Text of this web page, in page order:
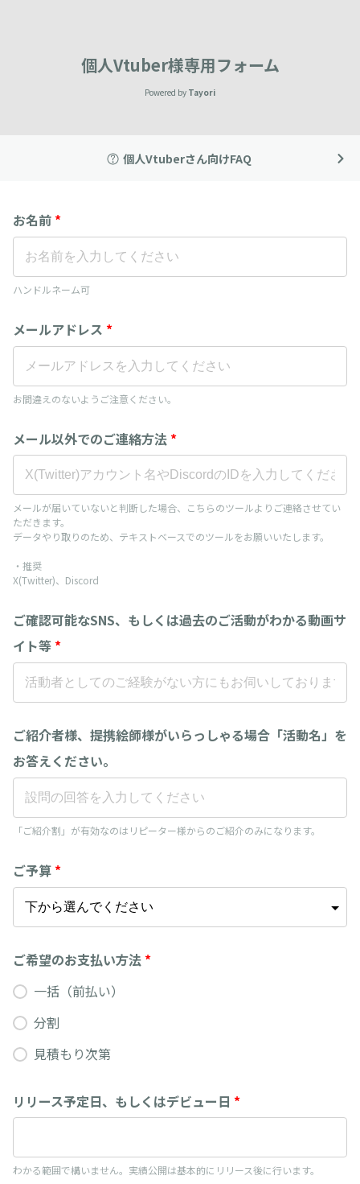
個人Vtuber様専用フォーム
Powered by Tayori
個人Vtuberさん向けFAQ
お名前 *
ハンドルネーム可
メールアドレス *
お間違えのないようご注意ください。
メール以外でのご連絡方法 *
メールが届いていないと判断した場合、こちらのツールよりご連絡させてい
ただきます。
データやり取りのため、テキストベースでのツールをお願いいたします。
・推奨
X(Twitter)、Discord
ご確認可能なSNS、もしくは過去のご活動がわかる動画サ
イト等 *
ご紹介者様、提携絵師様がいらっしゃる場合「活動名」を
お答えください。
「ご紹介割」が有効なのはリピーター様からのご紹介のみになります。
ご予算 *
ご希望のお支払い方法 *
一括（前払い）
分割
見積もり次第
リリース予定日、もしくはデビュー日 *
わかる範囲で構いません。実績公開は基本的にリリース後に行います。